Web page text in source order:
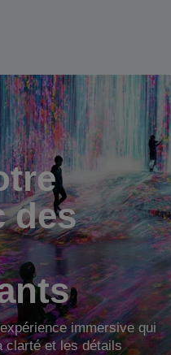
des
immersive qui
clarté et les détails